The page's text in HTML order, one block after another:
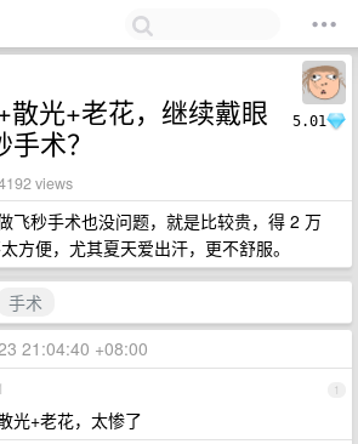
5.01
散光+老花，继续戴眼
术？
views
飞秒手术也没问题，就是比较贵，得 2 万
方便，尤其夏天爱出汗，更不舒服。
手术
21:04:40 +08:00
1
光+老花，太惨了